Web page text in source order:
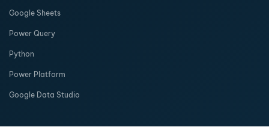
Google Sheets
Power Query
Python
Power Platform
Google Data Studio